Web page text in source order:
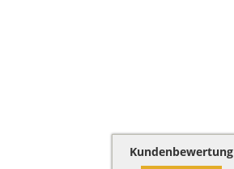
Kundenbewertung